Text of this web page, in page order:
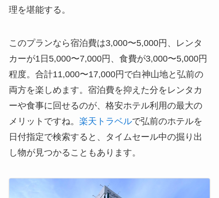
理を堪能する。
このプランなら宿泊費は3,000〜5,000円、レンタ
カーが1日5,000〜7,000円、食費が3,000〜5,000円
程度。合計11,000〜17,000円で白神山地と弘前の
両方を楽しめます。宿泊費を抑えた分をレンタカ
ーや食事に回せるのが、格安ホテル利用の最大の
メリットですね。 楽天トラベルで弘前のホテルを
日付指定で検索すると、タイムセール中の掘り出
し物が見つかることもあります。